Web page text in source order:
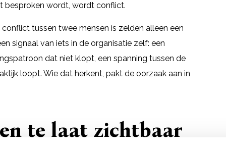
besproken wordt, wordt conflict.
tussen twee mensen is zelden alleen een
signaal van iets in de organisatie zelf: een
dat niet klopt, een spanning tussen de
loopt. Wie dat herkent, pakt de oorzaak aan in
te laat zichtbaar